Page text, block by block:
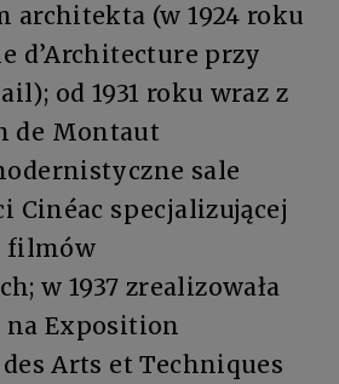
architekta (w 1924 roku
d’Architecture przy
od 1931 roku wraz z
de Montaut
sale
Cinéac specjalizującej
filmów
w 1937 zrealizowała
Exposition
Arts et Techniques